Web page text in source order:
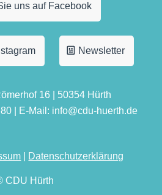
uns auf Facebook
Newsletter
16 | 50354 Hürth
| E-Mail: info@cdu-huerth.de
Datenschutzerklärung
CDU Hürth